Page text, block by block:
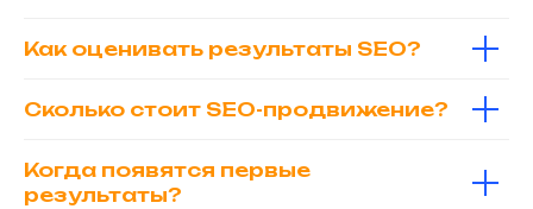
Как оценивать результаты SEO?
Сколько стоит SEO-продвижение?
Когда появятся первые
результаты?